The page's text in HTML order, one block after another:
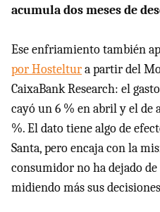
acumula dos meses de
Ese enfriamiento también
por Hosteltura partir del
CaixaBank Research: el
cayó un 6 % en abril y el de
%. El dato tiene algo de
Santa, pero encaja con la
consumidor no ha dejado de
midiendo más sus